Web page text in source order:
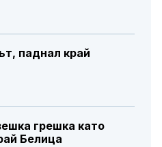
паднал край
грешка като
Белица